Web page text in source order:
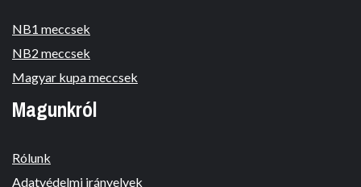
NB1 meccsek
NB2 meccsek
Magyar kupa meccsek
Magunkról
Rólunk
Adatvédelmi irányelvek